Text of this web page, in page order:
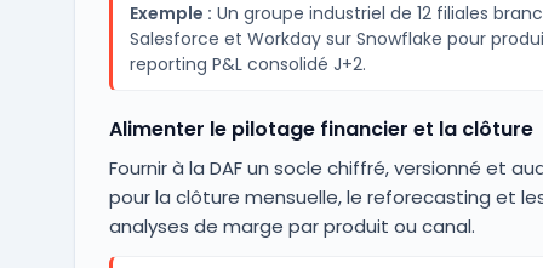
Exemple : Un groupe industriel de 12 filiales
Salesforce et Workday sur Snowflake pour
reporting P&L consolidé J+2.
Alimenter le pilotage financier et la clôture
Fournir à la DAF un socle chiffré, versionné et
pour la clôture mensuelle, le reforecasting et
analyses de marge par produit ou canal.